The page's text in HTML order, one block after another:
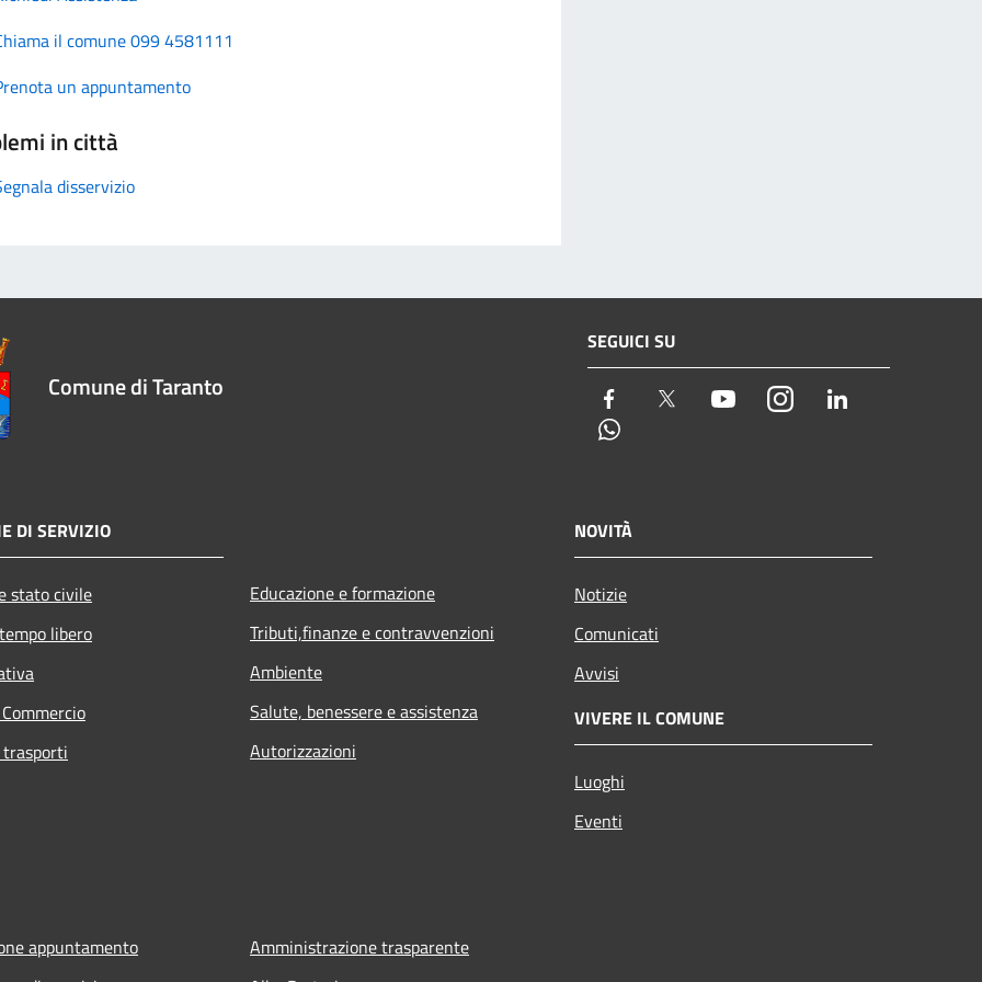
il comune 099 4581111
un appuntamento
in città
disservizio
Comune di Taranto
SEGUICI SU
Facebook Twitter YoutubeInstagram
DI SERVIZIO
stato civile
libero
Educazione e formazione
Tributi,finanze e contravvenzioni
Ambiente
Salute, benessere e assistenza
Autorizzazioni
NOVITÀ
Notizie
Comunicati
Avvisi
VIVERE IL COMUNE
Luoghi
Eventi
appuntamento
Amministrazione trasparente